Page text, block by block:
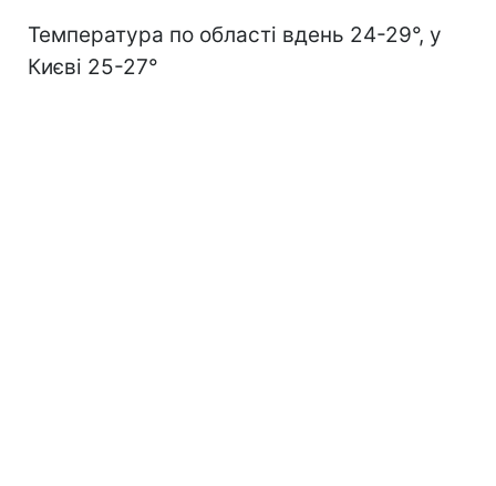
Температура по області вдень 24-29°, у
Києві 25-27°